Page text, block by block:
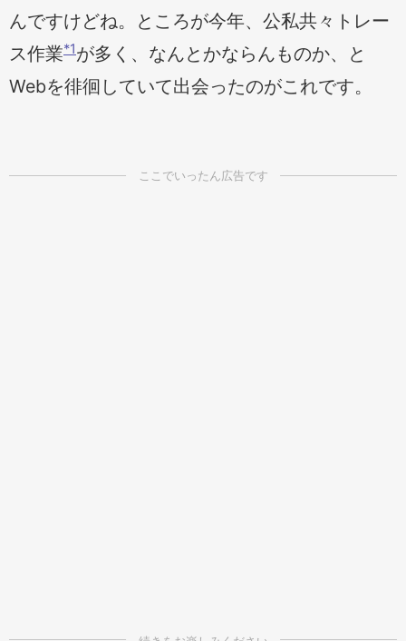
んですけどね。ところが今年、公私共々トレー
ス作業*1が多く、なんとかならんものか、と
Webを徘徊していて出会ったのがこれです。